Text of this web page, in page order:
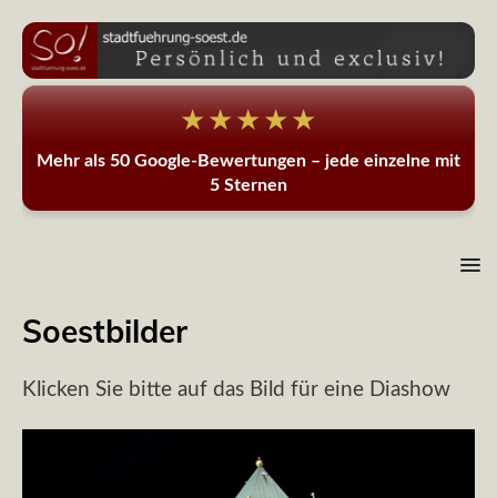
★★★★★
Mehr als 50 Google-Bewertungen – jede einzelne mit
5 Sternen
Soestbilder
Klicken Sie bitte auf das Bild für eine Diashow